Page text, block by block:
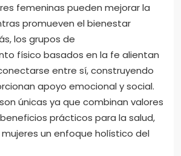
femeninas pueden mejorar la
promueven el bienestar
los grupos de
físico basados en la fe alientan
entre sí, construyendo
apoyo emocional y social.
únicas ya que combinan valores
prácticos para la salud,
un enfoque holístico del